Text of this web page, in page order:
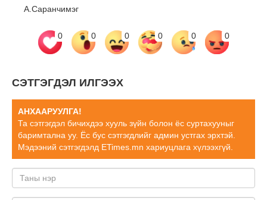
А.Саранчимэг
0 0 0 0 0 0
СЭТГЭГДЭЛ ИЛГЭЭХ
АНХААРУУЛГА!
Та сэтгэгдэл бичихдээ хууль зүйн болон ёс суртахууныг
баримтална уу. Ёс бус сэтгэгдлийг админ устгах эрхтэй.
Мэдээний сэтгэгдэлд ETimes.mn хариуцлага хүлээхгүй.